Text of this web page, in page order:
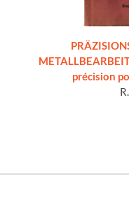
précision